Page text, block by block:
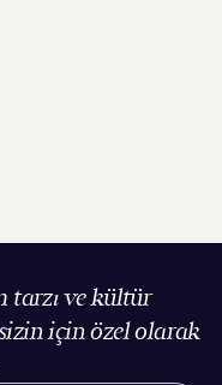
tarzı ve kültür
için özel olarak